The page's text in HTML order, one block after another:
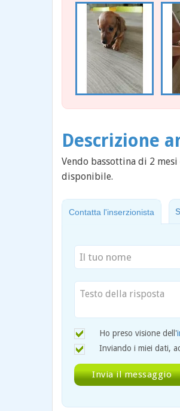
Descrizione
Vendo bassottina di 2
disponibile.
Contatta l'inserzionista
Ho preso visione dell'
Inviando i miei dati,